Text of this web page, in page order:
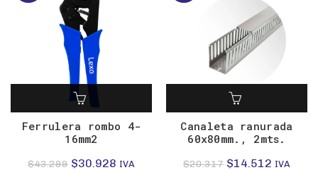
Ferrulera rombo 4-
16mm2
$43.299 El
$30.928 El
IVA
Canaleta ranurada
60x80mm., 2mts.
$20.317 El
$14.512 El
IVA